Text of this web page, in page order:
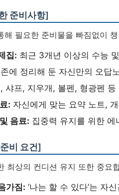
준비사항]
해 필요한 준비물을 빠짐없이
집: 최근 3개년 이상의 수능
에 정리해 둔 자신만의 오답
샤프, 지우개, 볼펜, 형광펜 등
: 자신에게 맞는 요약 노트,
음료: 집중력 유지를 위한 에
비 요건]
최상의 컨디션 유지 또한 중요
가짐: ‘나는 할 수 있다’는 자